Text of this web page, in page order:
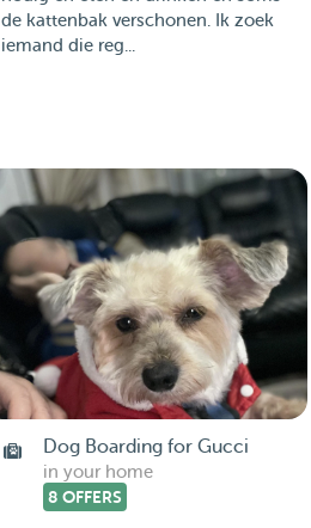
de kattenbak verschonen. Ik zoek
iemand die reg...
Dog Boarding for Gucci
in your home
8 OFFERS